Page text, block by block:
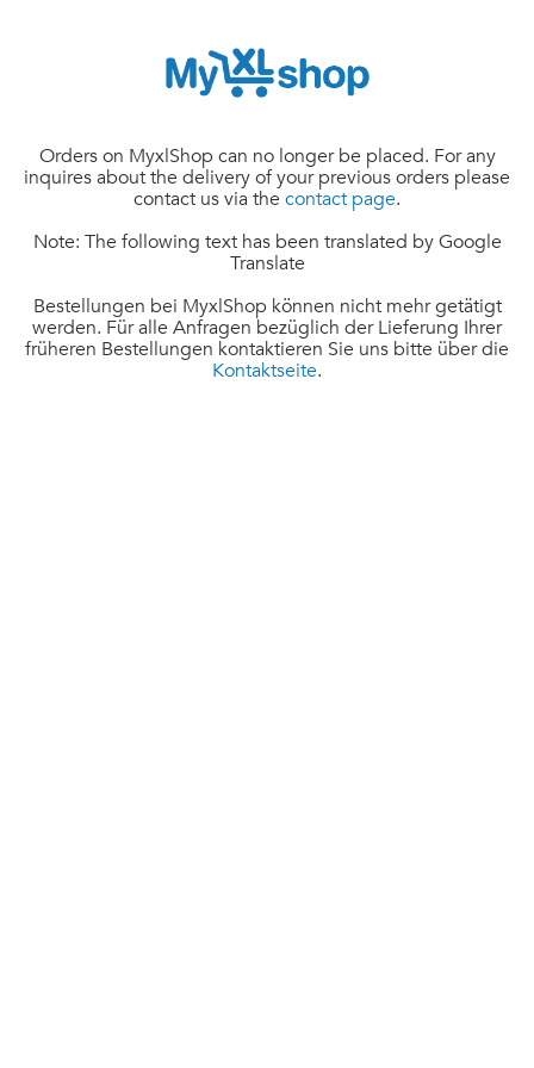
Orders on MyxlShop can no longer be placed. For any
inquires about the delivery of your previous orders please
contact us via the contact page.
Note: The following text has been translated by Google
Translate
Bestellungen bei MyxlShop können nicht mehr getätigt
werden. Für alle Anfragen bezüglich der Lieferung Ihrer
früheren Bestellungen kontaktieren Sie uns bitte über die
Kontaktseite.